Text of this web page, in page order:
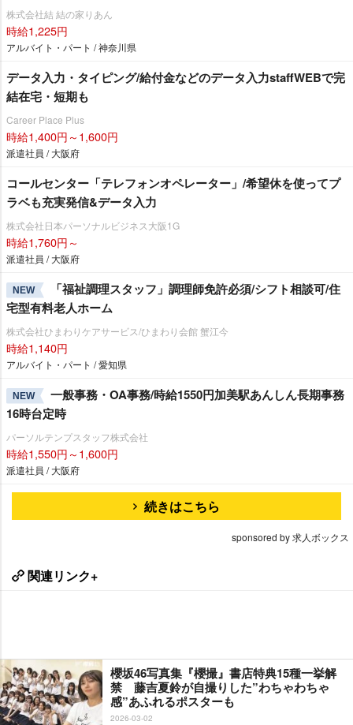
株式会社結 結の家りあん
時給1,225円
アルバイト・パート / 神奈川県
データ入力・タイピング/給付金などのデータ入力staffWEBで完
結在宅・短期も
Career Place Plus
時給1,400円～1,600円
派遣社員 / 大阪府
コールセンター「テレフォンオペレーター」/希望休を使ってプ
ラベも充実発信&データ入力
株式会社日本パーソナルビジネス大阪1G
時給1,760円～
派遣社員 / 大阪府
NEW
「福祉調理スタッフ」調理師免許必須/シフト相談可/住
宅型有料老人ホーム
株式会社ひまわりケアサービス/ひまわり会館 蟹江今
時給1,140円
アルバイト・パート / 愛知県
NEW
一般事務・OA事務/時給1550円加美駅あんしん長期事務
16時台定時
パーソルテンプスタッフ株式会社
時給1,550円～1,600円
派遣社員 / 大阪府
続きはこちら
sponsored by 求人ボックス
関連リンク+
櫻坂46写真集『櫻撮』書店特典15種一挙解
禁 藤吉夏鈴が自撮りした”わちゃわちゃ
感”あふれるポスターも
2026-03-02